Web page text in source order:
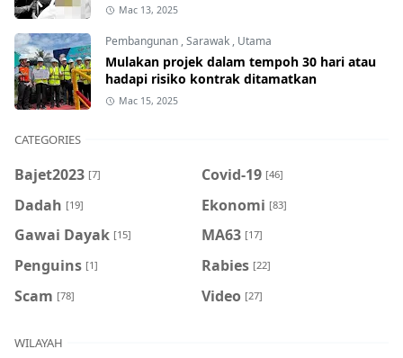
Mac 13, 2025
Pembangunan ,Sarawak , Utama
Mulakan projek dalam tempoh 30 hari atau
hadapi risiko kontrak ditamatkan
Mac 15, 2025
CATEGORIES
Bajet2023 [7] Covid-19 [46]
Dadah [19] Ekonomi [83]
Gawai Dayak [15] MA63 [17]
Penguins [1] Rabies [22]
Scam [78] Video [27]
WILAYAH